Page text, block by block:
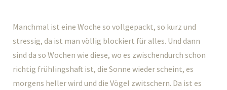
Manchmal ist eine Woche so vollgepackt, so kurz und
stressig, da ist man völlig blockiert für alles. Und dann
sind da so Wochen wie diese, wo es zwischendurch schon
richtig frühlingshaft ist, die Sonne wieder scheint, es
morgens heller wird und die Vögel zwitschern. Da ist es